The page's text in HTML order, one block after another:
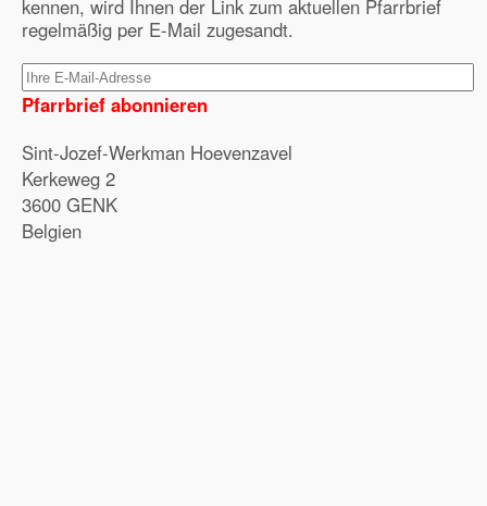
kennen, wird Ihnen der Link zum aktuellen Pfarrbrief
regelmäßig per E-Mail zugesandt.
Pfarrbrief abonnieren
Sint-Jozef-Werkman Hoevenzavel
Kerkeweg 2
3600 GENK
Belgien